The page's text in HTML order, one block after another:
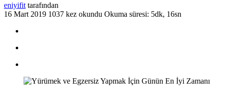
eniyifit tarafından
16 Mart 2019 1037 kez okundu Okuma süresi: 5dk, 16sn